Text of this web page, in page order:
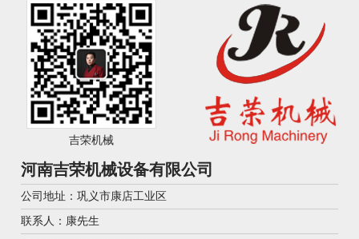
吉荣机械
河南吉荣机械设备有限公司
公司地址：巩义市康店工业区
联系人：康先生